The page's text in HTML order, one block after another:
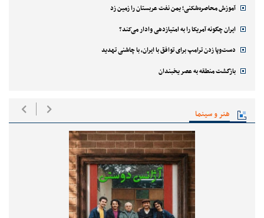
آموزش محاصره‌شکنی؛ یمن نفت عربستان را زمین زد
ایران چگونه آمریکا را به امتیازدهی وادار می‌کند؟
دست‌وپا زدن ترامپ برای توافق با ایران، با چاشنی تهدید
بازگشت منطقه به عصر یخبندان
هنر و سینما